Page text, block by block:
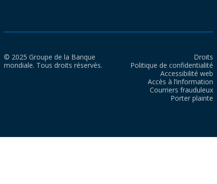
© 2025 Groupe de la Banque
mondiale. Tous droits réservés.
Droits
Politique de confidentialité
Accessibilité web
Accès à l’information
Courriers frauduleux
Porter plainte